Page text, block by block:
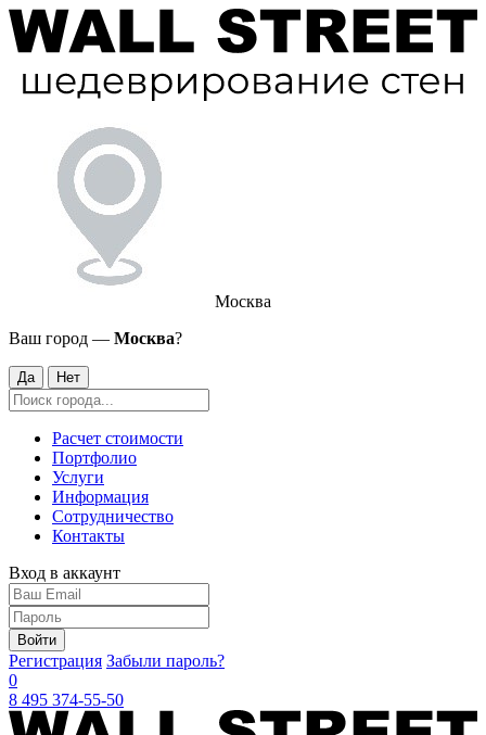
Москва
Ваш город — Москва?
Да Нет
Расчет стоимости
Портфолио
Услуги
Информация
Сотрудничество
Контакты
Вход в аккаунт
Войти
Регистрация Забыли пароль?
0
8 495 374-55-50